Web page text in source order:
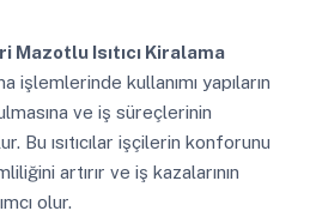
Mazotlu Isıtıcı Kiralama
kullanımı yapıların
ve iş süreçlerinin
Bu ısıtıcılar işçilerin konforunu
artırır ve iş kazalarının
olur.